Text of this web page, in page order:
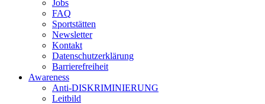
Jobs
FAQ
Sportstätten
Newsletter
Kontakt
Datenschutzerklärung
Barrierefreiheit
Awareness
Anti-DISKRIMINIERUNG
Leitbild